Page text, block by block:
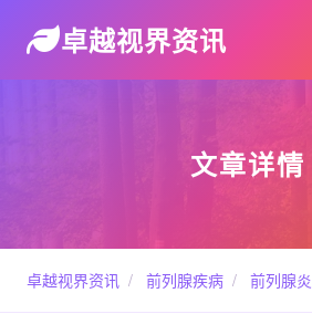
卓越视界资讯
文章详情
卓越视界资讯 / 前列腺疾病 / 前列腺炎